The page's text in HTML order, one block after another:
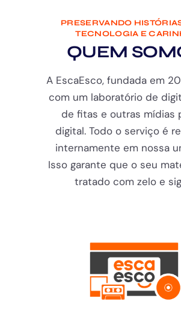
PRESERVANDO
TECNOLOGIA E
QUEM
A EscaEsco, fundada em
com um laboratório de
de fitas e outras mídias
digital. Todo o serviço é
internamente em nossa
Isso garante que o seu
tratado com zelo e